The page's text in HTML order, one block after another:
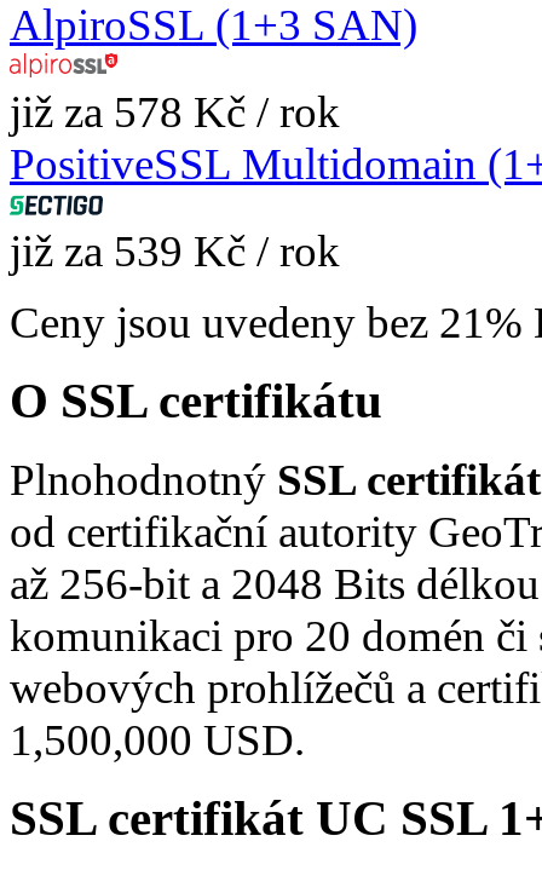
AlpiroSSL (1+3 SAN)
již za 578 Kč / rok
PositiveSSL Multidomain
již za 539 Kč / rok
Ceny jsou uvedeny bez 21%
O SSL certifikátu
Plnohodnotný SSL
od certifikační autority
až 256-bit a 2048 Bits
komunikaci pro 20 domén či
webových prohlížečů a
1,500,000 USD.
SSL certifikát UC SSL